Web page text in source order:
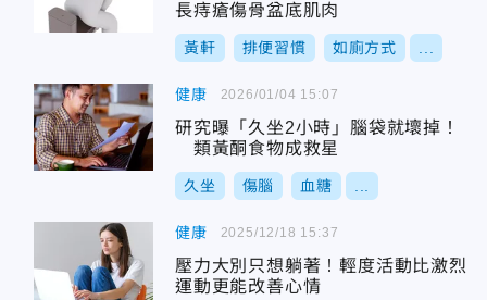
長痔瘡傷骨盆底肌肉
黃軒 排便習慣 如廁方式
健康
研究曝「久坐2小時」腦袋就壞掉！
類黃酮食物成救星
久坐 傷腦 血糖
2026/01/04 15:07
健康
壓力大別只想躺著！輕度活動比激烈
運動更能改善心情
2025/12/18 15:37